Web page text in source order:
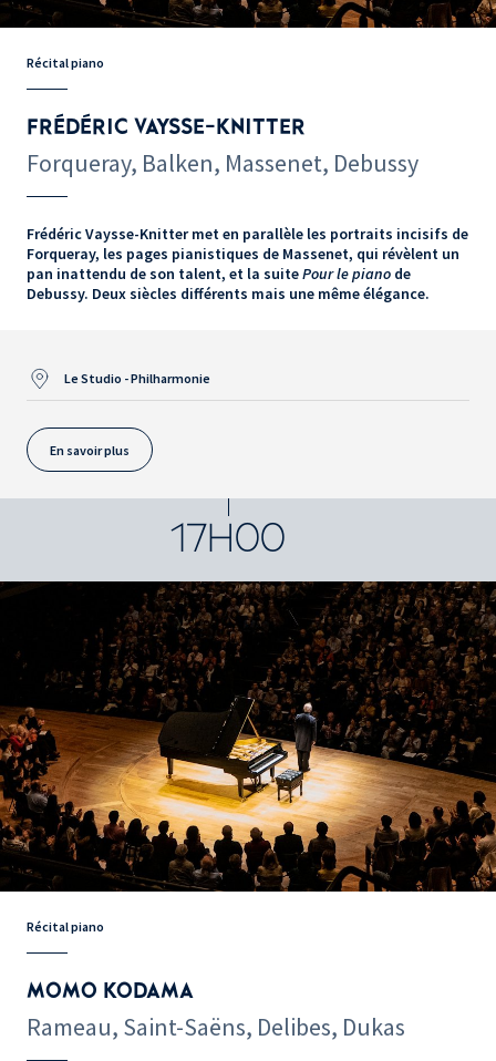
Récital piano
FRÉDÉRIC VAYSSE-KNITTER
Forqueray, Balken, Massenet, Debussy
Frédéric Vaysse-Knitter met en parallèle les portraits incisifs de
Forqueray, les pages pianistiques de Massenet, qui révèlent un
pan inattendu de son talent, et la suitePour le piano de
Debussy. Deux siècles différents mais une même élégance.
Le Studio - Philharmonie
En savoir plus
17H00
Récital piano
MOMO KODAMA
Rameau, Saint-Saëns, Delibes, Dukas